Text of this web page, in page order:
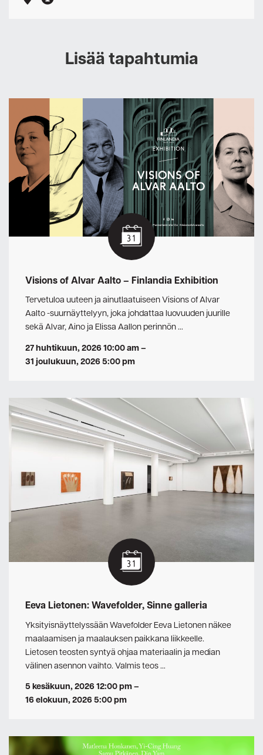
Lisää tapahtumia
Visions of Alvar Aalto – Finlandia Exhibition
Tervetuloa uuteen ja ainutlaatuiseen Visions of Alvar
Aalto -suurnäyttelyyn, joka johdattaa luovuuden juurille
sekä Alvar, Aino ja Elissa Aallon perinnön …
27 huhtikuun, 2026 10:00 am–
31 joulukuun, 2026 5:00 pm
Eeva Lietonen: Wavefolder, Sinne galleria
Yksityisnäyttelyssään Wavefolder Eeva Lietonen näkee
maalaamisen ja maalauksen paikkana liikkeelle.
Lietosen teosten syntyä ohjaa materiaalin ja median
välinen asennon vaihto. Valmis teos …
5 kesäkuun, 2026 12:00 pm–
16 elokuun, 2026 5:00 pm